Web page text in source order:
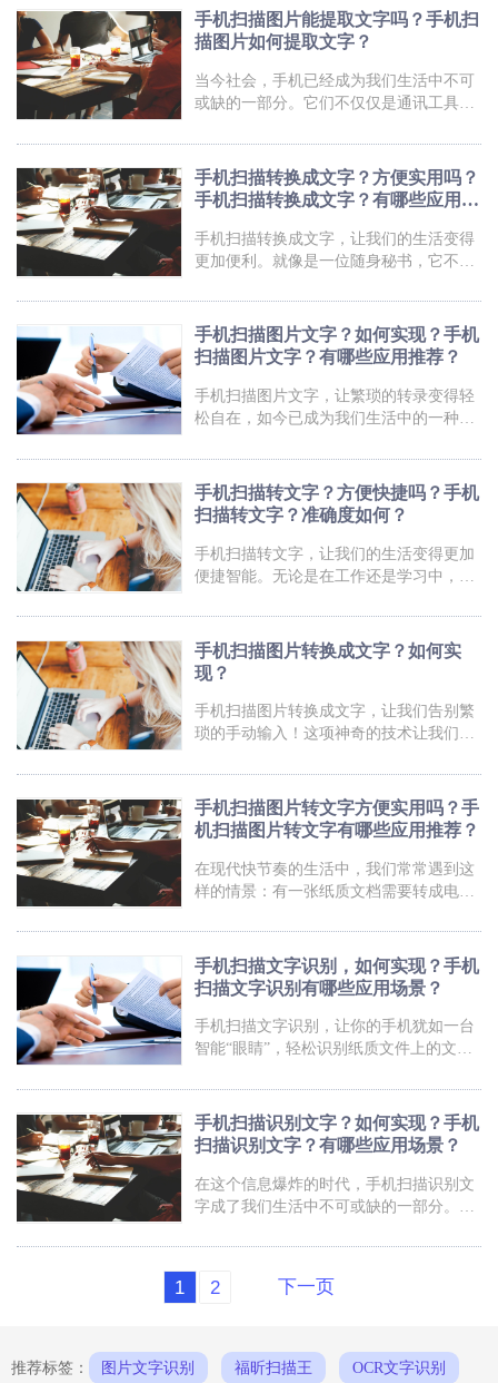
王产品提供了手机扫描提取文字的
段落，甚至是会议纪要，手机扫描图片成
文字的功能可谓方便至极。不再为手写潦
草而苦恼，也不必费心去记忆那些错综复
杂的笔记。只需轻轻一扫，手机就能瞬间
识别并转化成文字，让我们的生活和工作
这项神奇的技术来提升自己的生活品质
呢？让我们一起探索手机扫描图片
手机扫描图片能提取文字吗？手机扫
描图片如何提取文字？
当今社会，手机已经成为我们生活中不可
或缺的一部分。它们不仅仅是通讯工具，
们经常遇到需要提取文字的情况，比如扫
描图片中的文字信息。而现在，有一种神
奇的功能可以帮助我们轻松实现这一目标
——手机扫描图片提取文字！无需繁琐的
步骤和麻烦的操作，只需用手机拍照，几
秒钟即可将图片中的文字转化为可编辑的
这项功能都能为我们节省大量的时间和精
力。想要了解更多关于手
手机扫描转换成文字？方便实用吗？
手机扫描转换成文字？有哪些应用场
手机扫描转换成文字，让我们的生活变得
更加便利。就像是一位随身秘书，它不仅
质文件瞬间转化为电子文本。不管是在会
议上抓紧每个细节，还是在学习中高效提
取知识，这项神奇的技术都能为我们省时
省力。告别了繁琐的手动输入，现在只需
一部手机，扫描即可，妙不可言。让我们
一起来探索这项技术的魅力吧！手机扫描
大的手机扫描转换成文字功能。用户只需
打开这个工具手机应用，选
手机扫描图片文字？如何实现？手机
扫描图片文字？有哪些应用推荐？
手机扫描图片文字，让繁琐的转录变得轻
松自在，如今已成为我们生活中的一种必
输入大段文字，只需用手机拍照后轻轻一
扫，文字瞬间呈现在屏幕上，是不是感觉
世界顿时变得更加便捷了呢？这项神奇的
技术不仅能够为我们节省大量时间和精
力，还能在课堂、会议室等场合助你事半
功倍。无论是学习、工作还是生活，手机
书”，为我们带来了前所未有的便利。让我
们一起来探索这个令人心动的
手机扫描转文字？方便快捷吗？手机
扫描转文字？准确度如何？
手机扫描转文字，让我们的生活变得更加
便捷智能。无论是在工作还是学习中，我
录，这个时候，手机扫描转文字就像是一
位灵巧的助手，轻松帮我们完成繁琐的任
务。想象一下，在公交车上突然来了个灵
感，但你却没有纸和笔，别担心！只需拿
出手机扫描转文字的功能，即刻将灵感化
为文字，留下一段美妙的思绪。或许你还
机扫描转文字具备强大的识别能力，即使
是最模糊的字迹也能被准确转换为文
手机扫描图片转换成文字？如何实
现？
手机扫描图片转换成文字，让我们告别繁
琐的手动输入！这项神奇的技术让我们的
笔记、整理文件还是翻译文字，只需一部
智能手机，就能快速搞定。想象一下，你
在旅途中看到一段外语文字，通过手机扫
描图片转换成文字，瞬间就能理解含义，
不再为语言障碍困扰；或是你在会议上听
取重要演讲，手机扫描图片转换成文字，
任何重要信息。手机扫描图片转换成文
字，让我们的数字化时代更加智能高
手机扫描图片转文字方便实用吗？手
机扫描图片转文字有哪些应用推荐？
在现代快节奏的生活中，我们常常遇到这
样的情景：有一张纸质文档需要转成电子
字。这时候，如果有一种神奇的工具，能
够让我们的手机变身“扫描仪”，将图片瞬
间转化为文字，岂不是方便又高效？幸运
的是，科技的进步让这个美好的愿景成为
现实！现如今，只需简单几步操作，我们
的手机就能轻松扫描图片，将文字识别出
字时代”踏入了“智能时代”，让我们一起揭
开这个神奇的手机扫描图片转文
手机扫描文字识别，如何实现？手机
扫描文字识别有哪些应用场景？
手机扫描文字识别，让你的手机犹如一台
智能“眼睛”，轻松识别纸质文件上的文
笔记捉急，不再为重要文件无法编辑而烦
恼。想象一下，只需一部手机，就能实现
文字识别、编辑、存储的全过程，真是科
技的魅力啊！快来感受一下，手机扫描文
字识别带给你的便利和惊喜吧！手机扫描
文字识别福昕PDF全能王产品提供了强大
全能王APP，选择扫描功能，将手机对准
需要识别的文字，点击拍照按钮即
手机扫描识别文字？如何实现？手机
扫描识别文字？有哪些应用场景？
在这个信息爆炸的时代，手机扫描识别文
字成了我们生活中不可或缺的一部分。不
扫，文字瞬间被识别。这项神奇的技术不
仅为我们节省了大量时间，还让我们从繁
重的劳动中解放出来。无论是在学习、工
更加便捷。现在，让我们一起走进这个充
1 2 下一页
推荐标签： 图片文字识别 福昕扫描王 OCR文字识别